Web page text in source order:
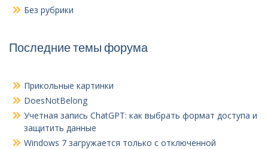
Без рубрики
Последние темы форума
Прикольные картинки
DoesNotBelong
Учетная запись ChatGPT: как выбрать формат доступа и
защитить данные
Windows 7 загружается только с отключенной